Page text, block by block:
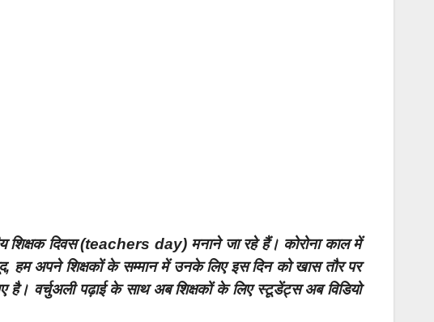
शिक्षक दिवस (teachers day) मनाने जा रहे हैं। कोरोना काल में
हम अपने शिक्षकों के सम्मान में उनके लिए इस दिन को खास तौर पर
वर्चुअली पढ़ाई के साथ अब शिक्षकों के लिए स्टूडेंट्स अब विडियो